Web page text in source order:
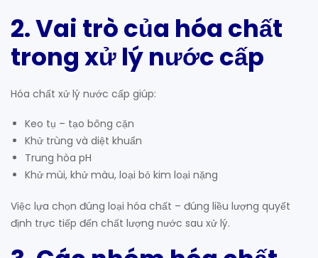
2. Vai trò của hóa chất
trong xử lý nước cấp
Hóa chất xử lý nước cấp giúp:
Keo tụ – tạo bông cặn
Khử trùng và diệt khuẩn
Trung hòa pH
Khử mùi, khử màu, loại bỏ kim loại nặng
Việc lựa chọn đúng loại hóa chất – đúng liều lượng quyết
định trực tiếp đến chất lượng nước sau xử lý.